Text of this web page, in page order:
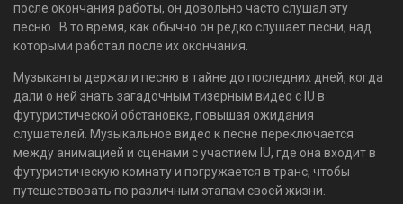
после окончания работы, он довольно часто слушал эту
песню. В то время, как обычно он редко слушает песни, над
которыми работал после их окончания.
Музыканты держали песню в тайне до последних дней, когда
дали о ней знать загадочным тизерным видео с IU в
футуристической обстановке, повышая ожидания
слушателей. Музыкальное видео к песне переключается
между анимацией и сценами с участием IU, где она входит в
футуристическую комнату и погружается в транс, чтобы
путешествовать по различным этапам своей жизни.